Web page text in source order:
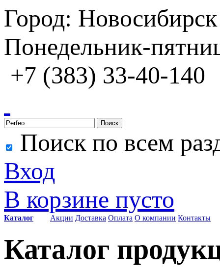
Город: Новосибирск
Понедельник-
+7 (383) 33-40-140
Поиск
Поиск по всем
Вход
В корзине пусто
Каталог Акции Доставка Оплата О компании Контакты
Каталог